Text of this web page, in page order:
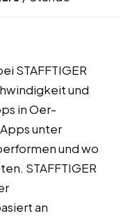
STAFFTIGER
und
in Oer-
unter
und wo
STAFFTIGER
an